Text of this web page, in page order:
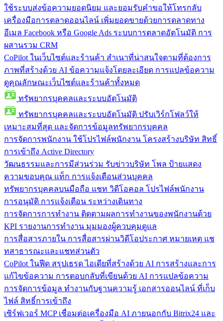
ใช้ระบบส่งข้อความยอดนิยม และยอมรับคำขอให้โทรกลับ
เครื่องมือการตลาดออนไลน์ เพิ่มยอดขายด้วยการตลาดทาง
อีเมล Facebook หรือ Google Ads ระบบการตลาดอัตโนมัติ การ
ผสานรวม CRM
CoPilot ในเว็บไซต์และร้านค้า สำเนาที่น่าสนใจตามที่ต้องการ
ภาพที่สร้างด้วย AI ข้อความแจ้งโดยละเอียด การแปลข้อความ
ดูคุณลักษณะเว็บไซต์และร้านค้าทั้งหมด
ทรัพยากรบุคคลและระบบอัตโนมัติ
ทรัพยากรบุคคลและระบบอัตโนมัติ ปรับเวิร์กโฟลว์ให้
เหมาะสมที่สุด และจัดการข้อมูลทรัพยากรบุคคล
การจัดการพนักงาน ใช้โปรไฟล์พนักงาน โครงสร้างบริษัท สิทธิ์
การเข้าถึง Active Directory
วัฒนธรรมและการมีส่วนร่วม รับข่าวบริษัท โพล ป้ายแสดง
ความขอบคุณ แท็ก การแจ้งเตือนส่วนบุคคล
ทรัพยากรบุคคลบนมือถือ แชท วิดีโอคอล โปรไฟล์พนักงาน
การอนุมัติ การแจ้งเตือน ระหว่างเดินทาง
การจัดการการทำงาน ติดตามผลการทำงานของพนักงานด้วย
KPI รายงานการทำงาน มุมมองผู้ควบคุมดูแล
การสื่อสารภายใน การสื่อสารผ่านวิดีโอประกาศ หมายเหตุ แช
ทสาธารณะและแชทส่วนตัว
CoPilot ในฟีด สรุปเธรด ไอเดียที่สร้างด้วย AI การสร้างและการ
แก้ไขข้อความ การตอบกลับที่เขียนด้วย AI การแปลข้อความ
การจัดการข้อมูล ทำงานกับฐานความรู้ เอกสารออนไลน์ ที่เก็บ
ไฟล์ สิทธิ์การเข้าถึง
เซิร์ฟเวอร์ MCP เชื่อมต่อเครื่องมือ AI ภายนอกกับ Bitrix24 และ